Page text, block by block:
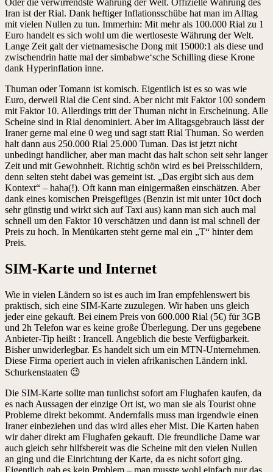
Iran ist der Rial. Dank heftiger Inflationsschübe hat man im Alltag
mit vielen Nullen zu tun. Immerhin: Mit mehr als 100.000 Rial zu 1
Euro handelt es sich wohl um die wertloseste Währung der Welt.
Lange Zeit galt der vietnamesische Dong mit 15000:1 als diese und
zwischendrin hatte mal der simbabwe‘sche Schilling diese Krone
dank Hyperinflation inne.
Thuman oder Tomann ist komisch. Eigentlich ist es so was wie
Euro, derweil Rial die Cent sind. Aber nicht mit Faktor 100 sondern
mit Faktor 10. Allerdings tritt der Thuman nicht in Erscheinung. Alle
Scheine sind in Rial denominiert. Aber im Alltagsgebrauch lässt der
Iraner gerne mal eine 0 weg und sagt statt Rial Thuman. So werden
halt dann aus 250.000 Rial 25.000 Tuman. Das ist jetzt nicht
unbedingt handlicher, aber man macht das halt schon seit sehr langer
Zeit und mit Gewohnheit. Richtig schön wird es bei Preisschildern,
denn selten steht dabei was gemeint ist. „Das ergibt sich aus dem
Kontext“ – haha(!). Oft kann man einigermaßen einschätzen. Aber
dank eines komischen Preisgefüges (Benzin ist mit unter 10ct doch
sehr günstig und wirkt sich auf Taxi aus) kann man sich auch mal
schnell um den Faktor 10 verschätzen und dann ist mal schnell der
Preis zu hoch. In Menükarten steht gerne mal ein „T“ hinter dem
Preis.
SIM-Karte und Internet
Wie in vielen Ländern so ist es auch im Iran empfehlenswert bis
praktisch, sich eine SIM-Karte zuzulegen. Wir haben uns gleich
jeder eine gekauft. Bei einem Preis von 600.000 Rial (5€) für 3GB
und 2h Telefon war es keine große Überlegung. Der uns gegebene
Anbieter-Tip heißt : Irancell. Angeblich die beste Verfügbarkeit.
Bisher unwiderlegbar. Es handelt sich um ein MTN-Unternehmen.
Diese Firma operiert auch in vielen afrikanischen Ländern inkl.
Schurkenstaaten 😉
Die SIM-Karte sollte man tunlichst sofort am Flughafen kaufen, da
es nach Aussagen der einzige Ort ist, wo man sie als Tourist ohne
Probleme direkt bekommt. Andernfalls muss man irgendwie einen
Iraner einbeziehen und das wird alles eher Mist. Die Karten haben
wir daher direkt am Flughafen gekauft. Die freundliche Dame war
auch gleich sehr hilfsbereit was die Scheine mit den vielen Nullen
an ging und die Einrichtung der Karte, da es nicht sofort ging.
Eigentlich gab es kein Problem – man musste wohl einfach nur das